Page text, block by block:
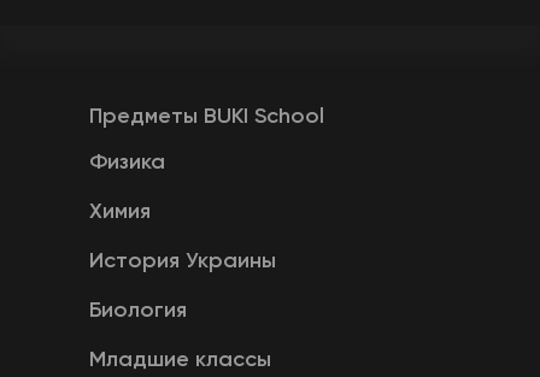
Предметы BUKI School
Физика
Химия
История Украины
Биология
Младшие классы